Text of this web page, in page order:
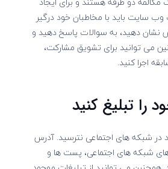
وب سایت باید با مخاطبان خود درگیر
نشان دهید، به سوالات پاسخ دهید و
می توانید برای تشویق مشارکت،
اجرا کنید.
تبلیغ کنید
در شبکه های اجتماعی نترسید. آدرس
های شبکه های اجتماعی، پست ها و